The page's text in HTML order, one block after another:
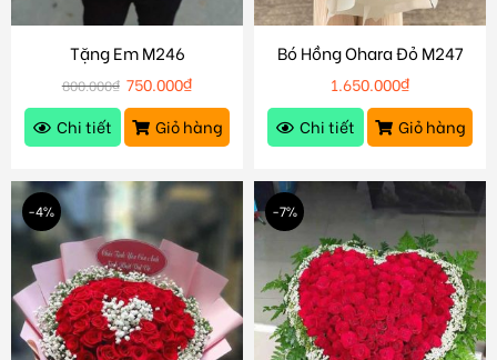
Tặng Em M246
800.000₫ 750.000₫
Chi tiết
Giỏ hàng
Bó Hồng Ohara Đỏ M247
1.650.000₫
Chi tiết
Giỏ hàng
-4% -7%